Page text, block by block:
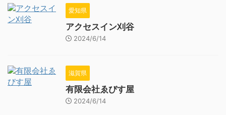
愛知県
アクセスイン刈谷
2024/6/14
滋賀県
有限会社ゑびす屋
2024/6/14